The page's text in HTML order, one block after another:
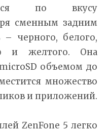
по вкусу
сменным задним
черного, белого,
и желтого. Она
объемом до
множество
и приложений.
ZenFone 5 легко